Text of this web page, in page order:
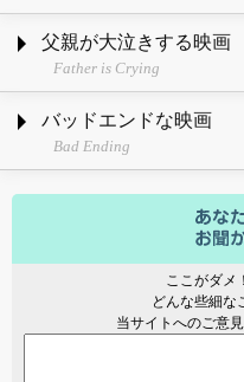
父親が大泣きする映画
Father is Crying
バッドエンドな映画
Bad Ending
ここがダメ
どんな些細な
当サイトへのご意